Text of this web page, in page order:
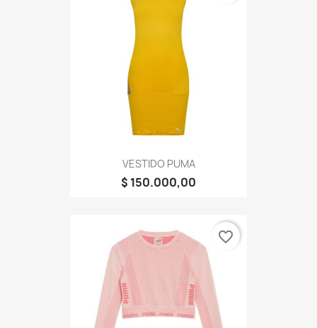
VESTIDO PUMA
$ 150.000,00
favorite_border